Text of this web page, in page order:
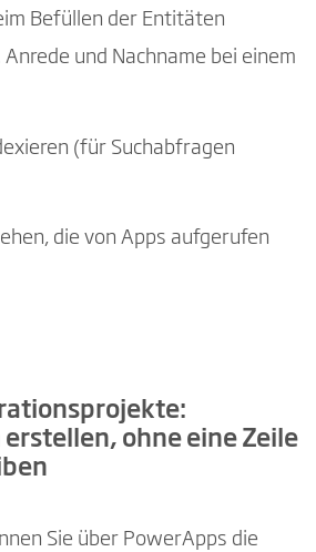
Befüllen der Entitäten
und Nachname bei einem
(für Suchabfragen
die von Apps aufgerufen
ohne eine Zeile
Sie über PowerApps die